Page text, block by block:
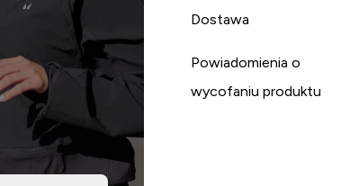
Dostawa
Powiadomienia o
wycofaniu produktu